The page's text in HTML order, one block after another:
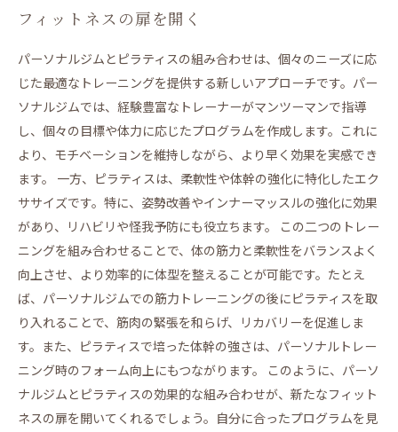
ョンの視点から
二つのトレーニングのシナジー効果：理想の体型を手
に入れる方法
個別対応の成果：パーソナルジムとピラティスの効果
的な融合
成功事例の共有：私のトレーニングプログラムの変化
未来のフィットネス：パーソナルジムとピラティスの
可能性を探る
LAKSHIMI 江坂店
LAKSHIMI
BEZEL
フィットネスの扉を開く
パーソナルジムとピラティスの組み合わせは、個々のニーズに応
じた最適なトレーニングを提供する新しいアプローチです。パー
ソナルジムでは、経験豊富なトレーナーがマンツーマンで指導
し、個々の目標や体力に応じたプログラムを作成します。これに
より、モチベーションを維持しながら、より早く効果を実感でき
ます。 一方、ピラティスは、柔軟性や体幹の強化に特化したエク
ササイズです。特に、姿勢改善やインナーマッスルの強化に効果
があり、リハビリや怪我予防にも役立ちます。 この二つのトレー
ニングを組み合わせることで、体の筋力と柔軟性をバランスよく
向上させ、より効率的に体型を整えることが可能です。たとえ
ば、パーソナルジムでの筋力トレーニングの後にピラティスを取
り入れることで、筋肉の緊張を和らげ、リカバリーを促進しま
す。また、ピラティスで培った体幹の強さは、パーソナルトレー
ニング時のフォーム向上にもつながります。 このように、パーソ
ナルジムとピラティスの効果的な組み合わせが、新たなフィット
ネスの扉を開いてくれるでしょう。自分に合ったプログラムを見